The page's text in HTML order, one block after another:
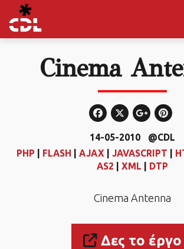
Cinema
14-05-2010
@CDL
PHP
FLASH AJAX JAVASCRIPT
AS2
XML DTP
Cinema Antenna
Δες το έργο